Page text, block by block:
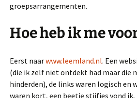
groepsarrangementen.
Hoe heb ik me
Eerst naarwww.leemland.nl. Een
(die ik zelf niet ontdekt had maar die
hinderden), de links waren logisch en
waren kort, een beetje stijfjes vond ik,